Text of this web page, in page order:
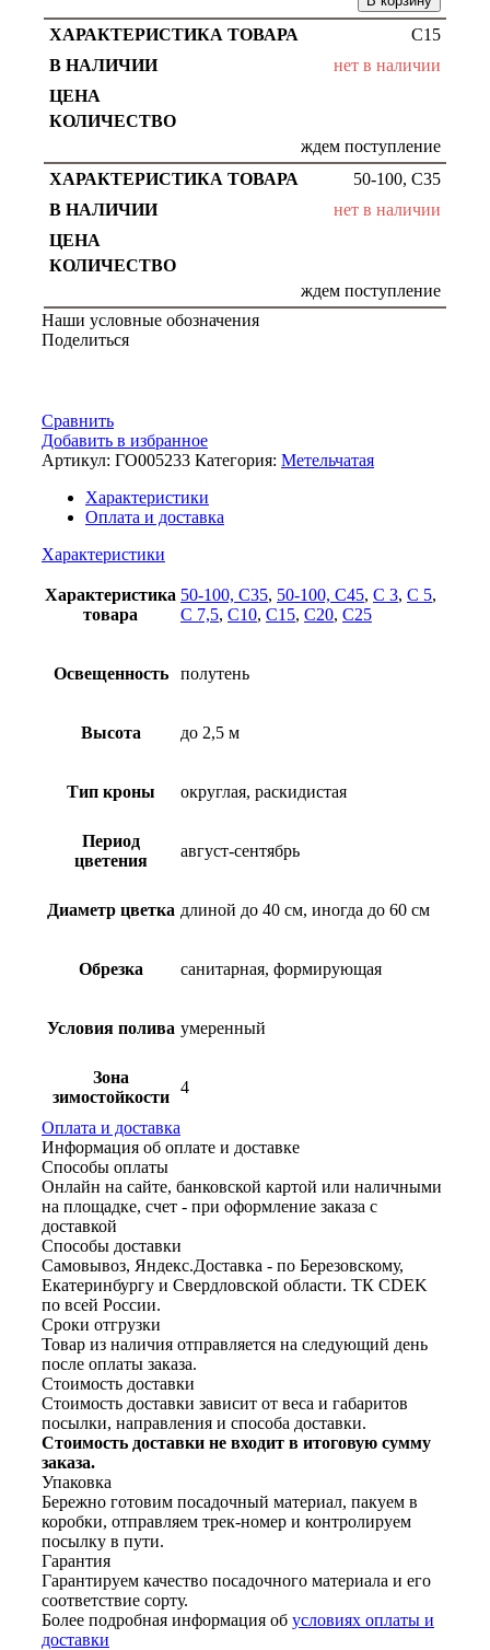
С15
нет в наличии
ждем поступление
50-100, С35
нет в наличии
ждем поступление
Наши условные обозначения
Поделиться
Сравнить
Добавить в избранное
Артикул: ГО005233 Категория: Метельчатая
Характеристики
Оплата и доставка
Характеристики
Характеристика
товара
50-100, С35, 50-100, С45, С 3, С 5,
С 7,5, С10, С15, С20, С25
Освещенность полутень
Высота до 2,5 м
Тип кроны округлая, раскидистая
Период
цветения
август-сентябрь
Диаметр цветка длиной до 40 см, иногда до 60 см
Обрезка санитарная, формирующая
Условия полива умеренный
Зона
зимостойкости
4
Оплата и доставка
Информация об оплате и доставке
Способы оплаты
Онлайн на сайте, банковской картой или наличными
на площадке, счет - при оформление заказа с
доставкой
Способы доставки
Самовывоз, Яндекс.Доставка - по Березовскому,
Екатеринбургу и Свердловской области. ТК CDEK
по всей России.
Сроки отгрузки
Товар из наличия отправляется на следующий день
после оплаты заказа.
Стоимость доставки
Стоимость доставки зависит от веса и габаритов
посылки, направления и способа доставки.
Стоимость доставки не входит в итоговую сумму
заказа.
Упаковка
Бережно готовим посадочный материал, пакуем в
коробки, отправляем трек-номер и контролируем
посылку в пути.
Гарантия
Гарантируем качество посадочного материала и его
соответствие сорту.
Более подробная информация об условиях оплаты и
доставки